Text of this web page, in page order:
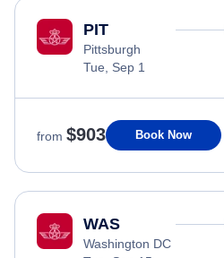
PIT
Pittsburgh
Tue, Sep 1
from $903 Book Now
WAS
Washington DC